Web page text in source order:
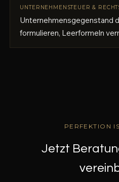
UNTERNEHMENSTEUER &
Unternehmensgegenstand
formulieren, Leerformeln
PERFEKTION
Jetzt